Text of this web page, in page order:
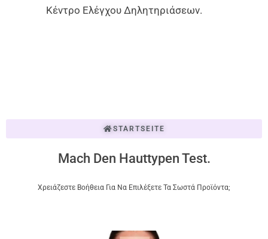
Κέντρο Ελέγχου Δηλητηριάσεων.
STARTSEITE
Mach Den Hauttypen Test.
Χρειάζεστε Βοήθεια Για Να Επιλέξετε Τα Σωστά Προϊόντα;